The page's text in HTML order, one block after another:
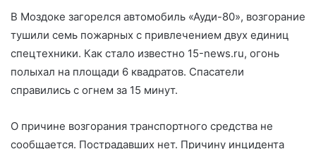
В Моздоке загорелся автомобиль «Ауди-80», возгорание
тушили семь пожарных с привлечением двух единиц
спецтехники. Как стало известно 15-news.ru, огонь
полыхал на площади 6 квадратов. Спасатели
справились с огнем за 15 минут.
О причине возгорания транспортного средства не
сообщается. Пострадавших нет. Причину инцидента